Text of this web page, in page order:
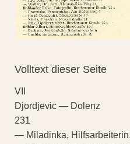
Volltext dieser Seite
VII
Djordjevic — Dolenz
231
— Miladinka,